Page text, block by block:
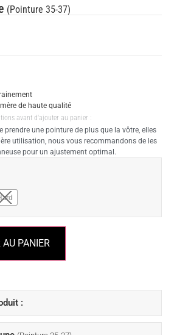
(Pointure 35-37)
de haute qualité
avant d'ajouter au panier :
prendre une pointure de plus que la vôtre, elles
utilisation, nous vous recommandons de les
pour un ajustement optimal.
PANIER
: